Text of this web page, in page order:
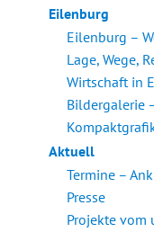
Eilenburg
Eilenburg –
Lage, Wege,
Wirtschaft in
Bildergalerie
Aktuell
Termine –
Presse
Projekte vom